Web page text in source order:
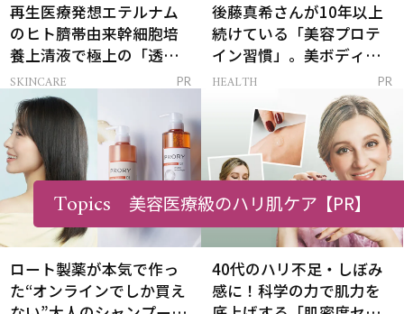
再生医療発想エテルナム
のヒト臍帯由来幹細胞培
養上清液で極上の「透明
感ハリ肌」へ
SKINCARE PR
後藤真希さんが10年以上
続けている「美容プロテ
イン習慣」。美ボディを
支える朝ルーティンと
HEALTH PR
ロート製薬が本気で作っ
た“オンラインでしか買え
40代のハリ不足・しぼみ
感に！科学の力で肌力を
Topics 美容医療級のハリ肌ケア【PR】